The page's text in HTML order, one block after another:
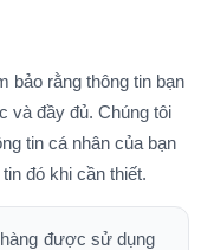
bảo rằng thông tin bạn
và đầy đủ. Chúng tôi
tin cá nhân của bạn
đó khi cần thiết.
được sử dụng